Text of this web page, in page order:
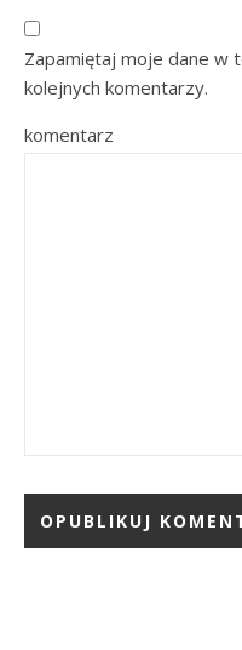
Zapamiętaj moje dane w
kolejnych komentarzy.
komentarz